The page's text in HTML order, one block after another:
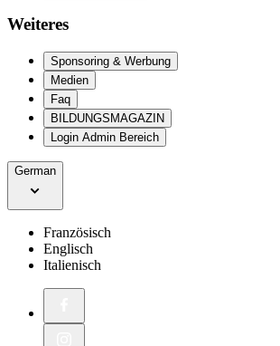
Weiteres
Sponsoring & Werbung
Medien
Faq
BILDUNGSMAGAZIN
Login Admin Bereich
German
Französisch
Englisch
Italienisch